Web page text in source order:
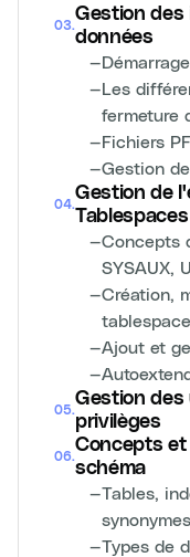
03.
Gestion des
données
—
—Les
fermeture
—Fichiers
—Gestion
04.
Gestion de
—Concepts
SYSAUX,
—Création,
—Ajout et
—
05.
Gestion
privilèges
06.
Concepts
schéma
—Tables,
synonymes
—Types de